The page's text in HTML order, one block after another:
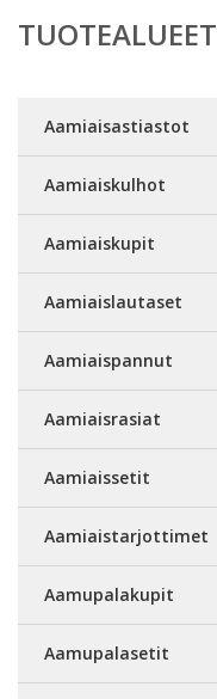
TUOTEALUEET
Aamiaisastiastot
Aamiaiskulhot
Aamiaiskupit
Aamiaislautaset
Aamiaispannut
Aamiaisrasiat
Aamiaissetit
Aamiaistarjottimet
Aamupalakupit
Aamupalasetit